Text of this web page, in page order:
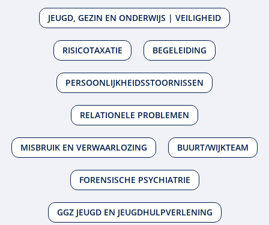
JEUGD, GEZIN EN ONDERWIJS | VEILIGHEID
RISICOTAXATIE BEGELEIDING
PERSOONLIJKHEIDSSTOORNISSEN
RELATIONELE PROBLEMEN
MISBRUIK EN VERWAARLOZING BUURT/WIJKTEAM
FORENSISCHE PSYCHIATRIE
GGZ JEUGD EN JEUGDHULPVERLENING